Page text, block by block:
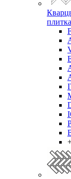
плитка